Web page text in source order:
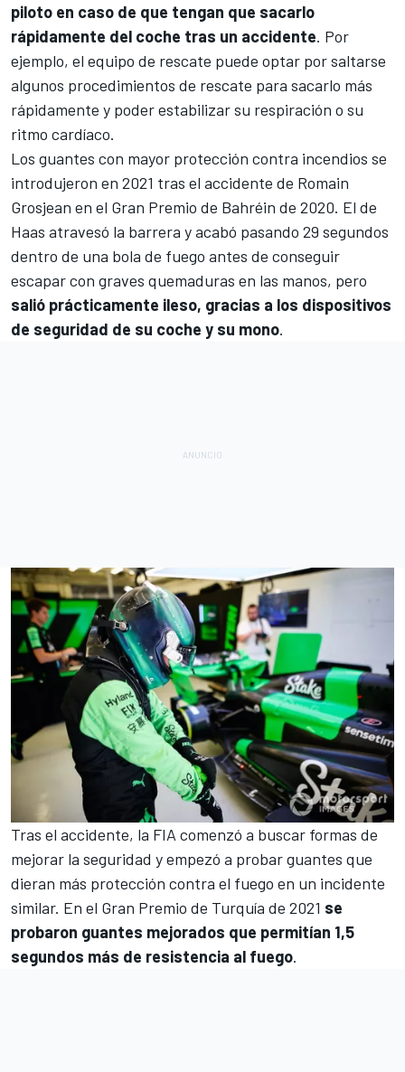
piloto en caso de que tengan que sacarlo
rápidamente del coche tras un accidente. Por
ejemplo, el equipo de rescate puede optar por saltarse
algunos procedimientos de rescate para sacarlo más
rápidamente y poder estabilizar su respiración o su
ritmo cardíaco.
Los guantes con mayor protección contra incendios se
introdujeron en 2021 tras el accidente de Romain
Grosjean en el Gran Premio de Bahréin de 2020. El de
Haas atravesó la barrera y acabó pasando 29 segundos
dentro de una bola de fuego antes de conseguir
escapar con graves quemaduras en las manos, pero
salió prácticamente ileso, gracias a los dispositivos
de seguridad de su coche y su mono.
Tras el accidente, la FIA comenzó a buscar formas de
mejorar la seguridad y empezó a probar guantes que
dieran más protección contra el fuego en un incidente
similar. En el Gran Premio de Turquía de 2021 se
probaron guantes mejorados que permitían 1,5
segundos más de resistencia al fuego.